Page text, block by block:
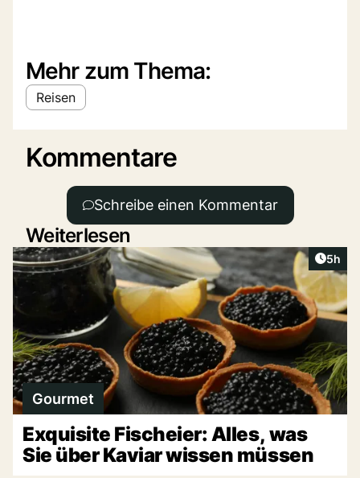
Mehr zum Thema:
Reisen
Kommentare
Schreibe einen Kommentar
Weiterlesen
5h
Gourmet
Exquisite Fischeier: Alles, was
Sie über Kaviar wissen müssen